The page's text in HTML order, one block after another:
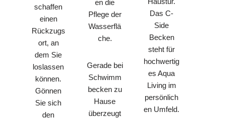
schaffen
einen
Rückzugs
ort, an
dem Sie
loslassen
können.
Gönnen
Sie sich
den
en die
Pflege der
Wasserflä
che.
Gerade bei
Schwimm
becken zu
Hause
überzeugt
Das C-
Side
Becken
steht für
hochwertig
es Aqua
Living im
persönlich
en Umfeld.